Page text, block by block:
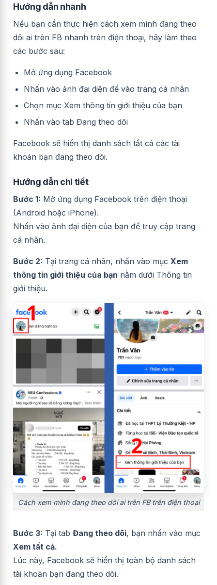
Hướng dẫn nhanh
Nếu bạn cần thực hiện cách xem mình đang theo
dõi ai trên FB nhanh trên điện thoại, hãy làm theo
các bước sau:
Mở ứng dụng Facebook
Nhấn vào ảnh đại diện để vào trang cá nhân
Chọn mục Xem thông tin giới thiệu của bạn
Nhấn vào tab Đang theo dõi
Facebook sẽ hiển thị danh sách tất cả các tài
khoản bạn đang theo dõi.
Hướng dẫn chi tiết
Bước 1: Mở ứng dụng Facebook trên điện thoại
(Android hoặc iPhone).
Nhấn vào ảnh đại diện của bạn để truy cập trang
cá nhân.
Bước 2: Tại trang cá nhân, nhấn vào mục Xem
thông tin giới thiệu của bạn nằm dưới Thông tin
giới thiệu.
Cách xem mình đang theo dõi ai trên FB trên điện thoại
Bước 3: Tại tab Đang theo dõi, bạn nhấn vào mục
Xem tất cả.
Lúc này, Facebook sẽ hiển thị toàn bộ danh sách
tài khoản bạn đang theo dõi.